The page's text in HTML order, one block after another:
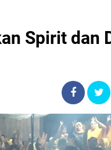
Spirit dan